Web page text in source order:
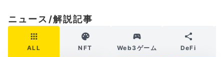
ニュース/解説記事
ALL NFT Web3ゲーム DeFi